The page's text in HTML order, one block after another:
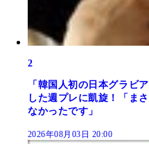
2
「韓国人初の日本グラビ
した週プレに凱旋！「ま
なかったです」
2026年08月03日 20:00